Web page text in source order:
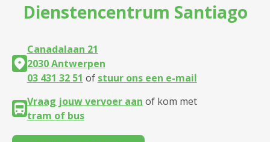
Dienstencentrum Santiago
Canadalaan 21
2030 Antwerpen
03 431 32 51 of stuur ons een e-mail
Vraag jouw vervoer aan of kom met
tram of bus